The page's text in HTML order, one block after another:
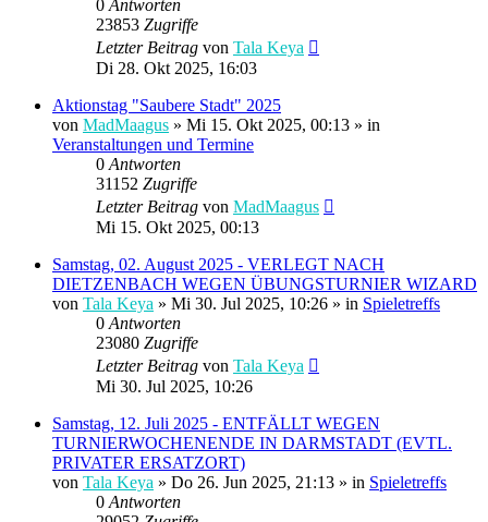
0 Antworten
23853 Zugriffe
Letzter Beitrag von Tala Keya
Di 28. Okt 2025, 16:03
Aktionstag "Saubere Stadt" 2025
von MadMaagus » Mi 15. Okt 2025, 00:13 » in
Veranstaltungen und Termine
0 Antworten
31152 Zugriffe
Letzter Beitrag von MadMaagus
Mi 15. Okt 2025, 00:13
Samstag, 02. August 2025 - VERLEGT NACH
DIETZENBACH WEGEN ÜBUNGSTURNIER WIZARD
von Tala Keya » Mi 30. Jul 2025, 10:26 » in Spieletreffs
0 Antworten
23080 Zugriffe
Letzter Beitrag von Tala Keya
Mi 30. Jul 2025, 10:26
Samstag, 12. Juli 2025 - ENTFÄLLT WEGEN
TURNIERWOCHENENDE IN DARMSTADT (EVTL.
PRIVATER ERSATZORT)
von Tala Keya » Do 26. Jun 2025, 21:13 » in Spieletreffs
0 Antworten